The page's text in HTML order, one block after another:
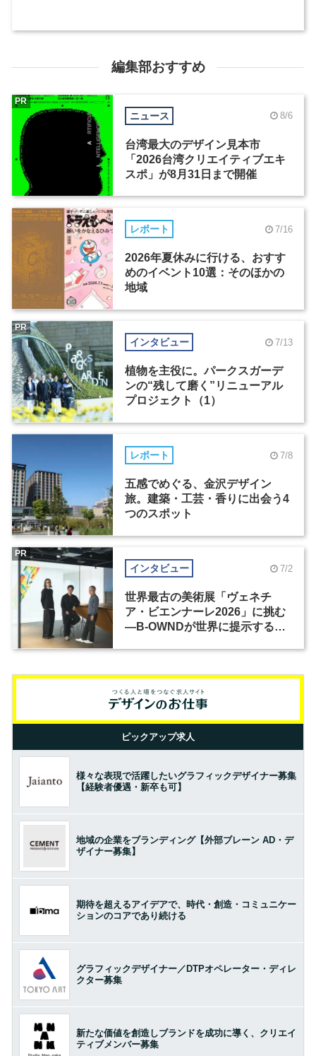
編集部おすすめ
ニュース 8/6
台湾最大のデザイン見本市
「2026台湾クリエイティブエキ
スポ」が8月31日まで開催
PR
レポート 7/16
2026年夏休みに行ける、おすす
めのイベント10選：そのほかの
地域
インタビュー 7/13
植物を主役に。パークスガーデ
ンの“残して磨く”リニューアル
プロジェクト（1）
PR
レポート 7/8
五感でめぐる、金沢デザイン
旅。建築・工芸・香りに出会う4
つのスポット
インタビュー 7/2
世界最古の美術展「ヴェネチ
ア・ビエンナーレ2026」に挑む
―B-OWNDが世界に提示する美
PR
ピックアップ求人
様々な表現で活躍したいグラフィックデザイナー募集
【経験者優遇・新卒も可】
地域の企業をブランディング【外部ブレーン AD・デ
ザイナー募集】
期待を超えるアイデアで、時代・創造・コミュニケー
ションのコアであり続ける
グラフィックデザイナー／DTPオペレーター・ディレ
クター募集
新たな価値を創造しブランドを成功に導く、クリエイ
ティブメンバー募集